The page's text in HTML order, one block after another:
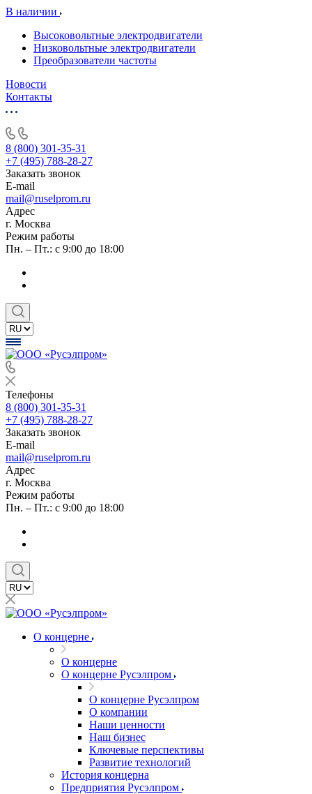
В наличии
Высоковольтные электродвигатели
Низковольтные электродвигатели
Преобразователи частоты
Новости
Контакты
8 (800) 301-35-31
+7 (495) 788-28-27
Заказать звонок
E-mail
mail@ruselprom.ru
Адрес
г. Москва
Режим работы
Пн. – Пт.: с 9:00 до 18:00
Телефоны
8 (800) 301-35-31
+7 (495) 788-28-27
Заказать звонок
E-mail
mail@ruselprom.ru
Адрес
г. Москва
Режим работы
Пн. – Пт.: с 9:00 до 18:00
О концерне
О концерне
О концерне Русэлпром
О концерне Русэлпром
О компании
Наши ценности
Наш бизнес
Ключевые перспективы
Развитие технологий
История концерна
Предприятия Русэлпром